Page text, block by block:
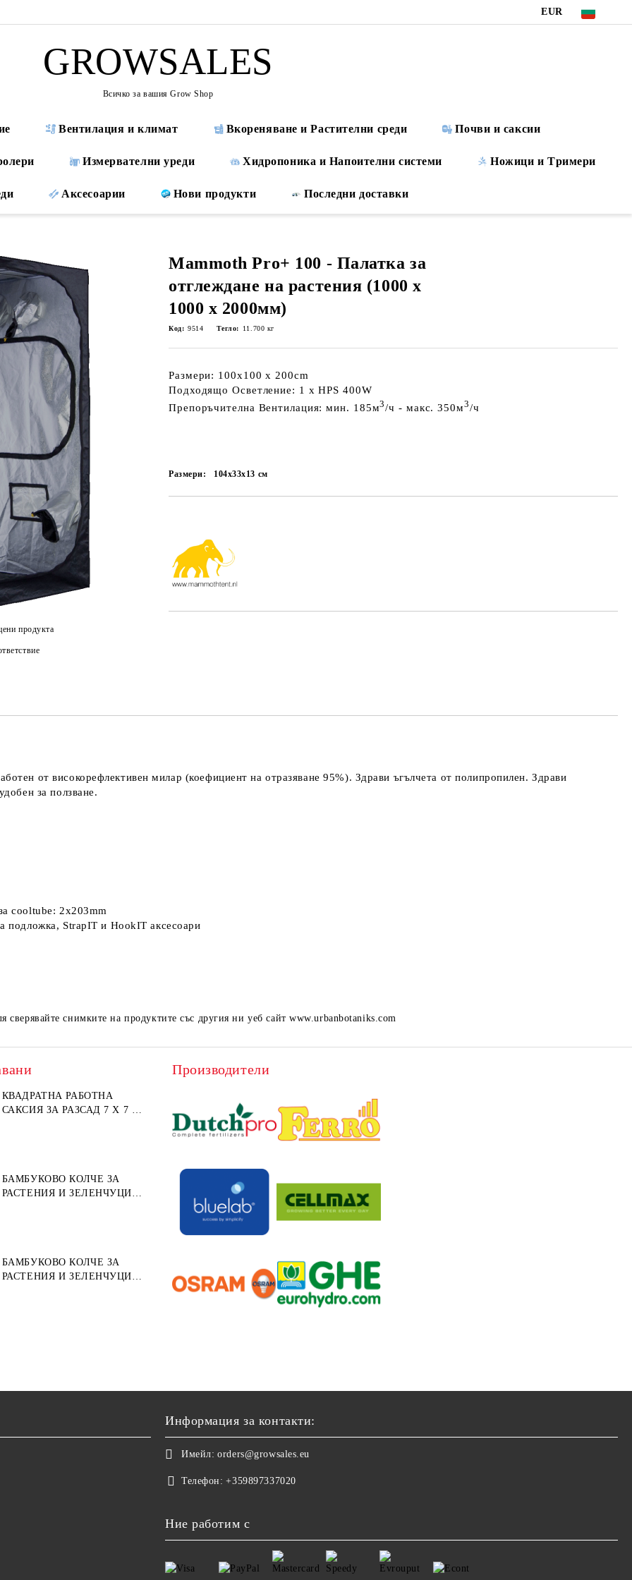
EUR
GROWSALES
Всичко за вашия Grow Shop
Вентилация и климат Вкореняване и Растителни среди Почви и саксии
Измервателни уреди Хидропоника и Напоителни системи Ножици и Tримери
Аксесоарии Нови продукти Последни доставки
Mammoth Pro+ 100 - Палатка за
отглеждане на растения (1000 x
1000 x 2000мм)
Код: 9514 Тегло: 11.700 кг
Размери: 100x100 x 200cm
Подходящо Осветление: 1 x HPS 400W
Препоръчителна Вентилация:мин. 185м3/ч - макс. 350м3/ч
Размери: 104x33x13 см
продукта
от високорефлективен милар (коефициент на отразяване 95%). Здрави ъгълчета от полипропилен. Здрави
за ползване.
cooltube: 2x203mm
подложка, StrapIT и HookIT аксесоари
снимките на продуктите със другия ни уеб сайт www.urbanbotaniks.com
КВАДРАТНА РАБОТНА
САКСИЯ ЗА РАЗСАД 7 X 7 X
БАМБУКОВО КОЛЧЕ ЗА
РАСТЕНИЯ И ЗЕЛЕНЧУЦИ
БАМБУКОВО КОЛЧЕ ЗА
РАСТЕНИЯ И ЗЕЛЕНЧУЦИ
Производители
Информация за контакти:
Имейл: orders@growsales.eu
Телефон: +359897337020
Ние работим с